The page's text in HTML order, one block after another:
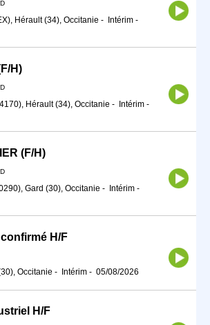
Hérault (34), Occitanie - Intérim -
H)
Hérault (34), Occitanie - Intérim -
(F/H)
Gard (30), Occitanie - Intérim -
H/F
Occitanie - Intérim - 05/08/2026
H/F